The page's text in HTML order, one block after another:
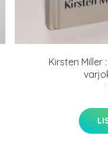
Kirsten Miller